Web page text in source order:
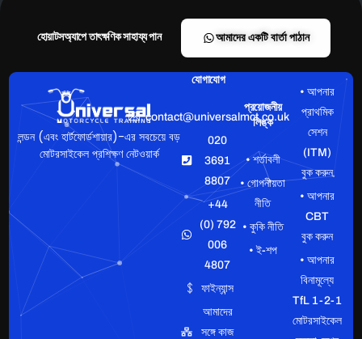
হোয়াটসঅ্যাপে তাৎক্ষণিক সাহায্য পান আমাদের একটি বার্তা পাঠান
লন্ডন (এবং হার্টফোর্ডশায়ার)-এর সবচেয়ে বড়
মোটরসাইকেল প্রশিক্ষণ নেটওয়ার্ক
যোগাযোগ
contact@universalmct.co.uk
020
3691
8807
+44
(0) 792
006
4807
ফাইন্যান্স
আমাদের
সঙ্গে কাজ
প্রয়োজনীয়
লিঙ্ক
• শর্তাবলী
• গোপনীয়তা
নীতি
• কুকি নীতি
• ই-শপ
• আপনার
প্রাথমিক
সেশন
(ITM)
বুক করুন
• আপনার
CBT
বুক করুন
• আপনার
বিনামূল্যে
TfL 1-2-1
মোটরসাইকেল